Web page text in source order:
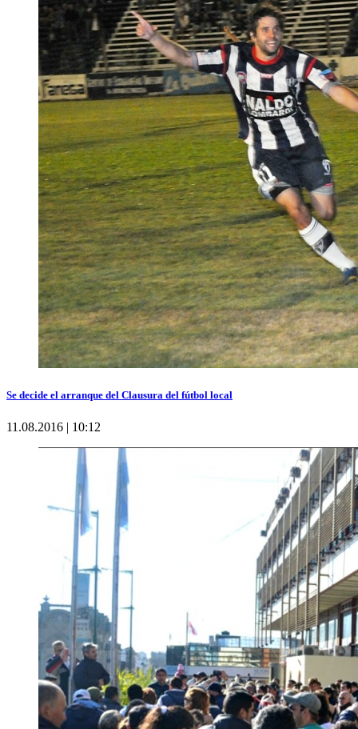
Se decide el arranque del Clausura del fútbol local
11.08.2016 | 10:12